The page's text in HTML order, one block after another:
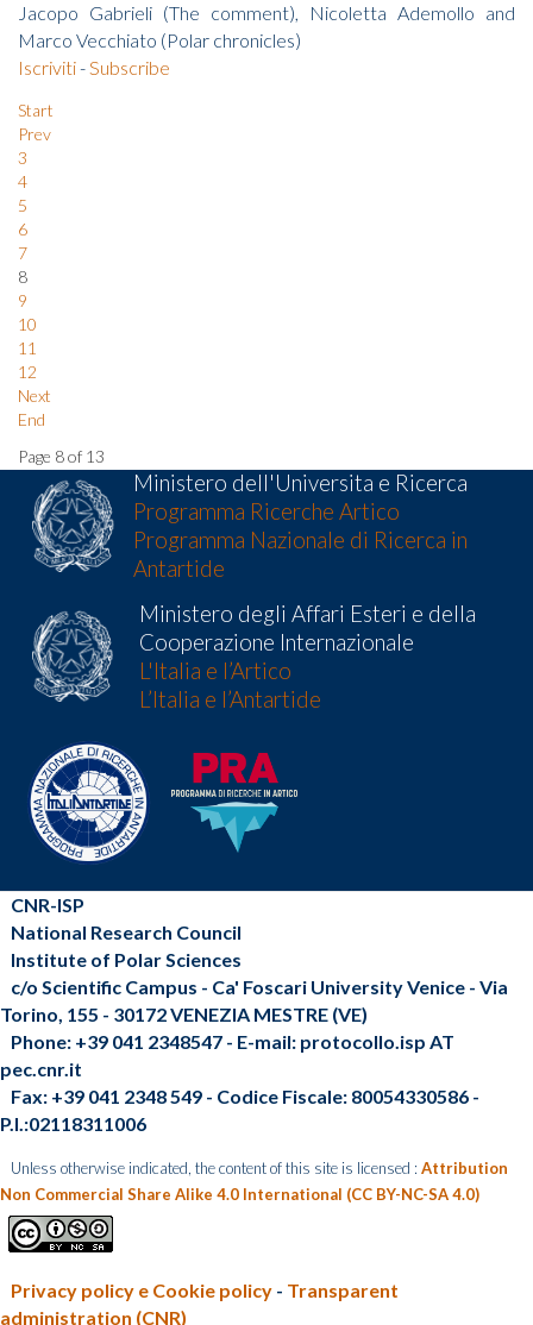
Jacopo Gabrieli (The comment), Nicoletta Ademollo and
Marco Vecchiato (Polar chronicles)
Iscriviti-Subscribe
Start
Prev
3
4
5
6
7
8
9
10
11
12
Next
End
Page 8 of 13
Ministero dell'Universita e Ricerca
Programma Ricerche Artico
Programma Nazionale di Ricerca in
Antartide
Ministero degli Affari Esteri e della
Cooperazione Internazionale
L'Italia e l’Artico
L’Italia e l’Antartide
CNR-ISP
National Research Council
Institute of Polar Sciences
c/o Scientific Campus - Ca' Foscari University Venice - Via
Torino, 155 - 30172 VENEZIA MESTRE (VE)
Phone: +39 041 2348547 - E-mail: protocollo.isp AT
pec.cnr.it
Fax: +39 041 2348 549 - Codice Fiscale: 80054330586 -
P.I.:02118311006
Unless otherwise indicated, the content of this site is licensed : Attribution
Non Commercial Share Alike 4.0 International (CC BY-NC-SA 4.0)
Privacy policy e Cookie policy - Transparent
administration (CNR)